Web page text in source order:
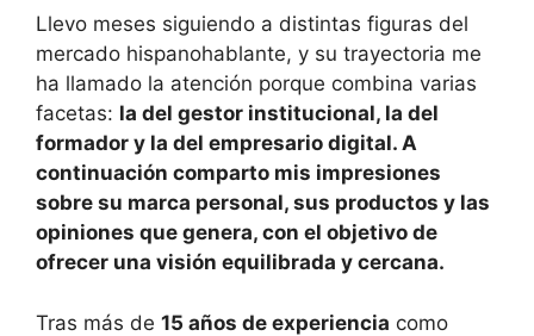
Llevo meses siguiendo a distintas figuras del
mercado hispanohablante, y su trayectoria me
ha llamado la atención porque combina varias
facetas: la del gestor institucional, la del
formador y la del empresario digital. A
continuación comparto mis impresiones
sobre su marca personal, sus productos y las
opiniones que genera, con el objetivo de
ofrecer una visión equilibrada y cercana.
Tras más de 15 años de experiencia como